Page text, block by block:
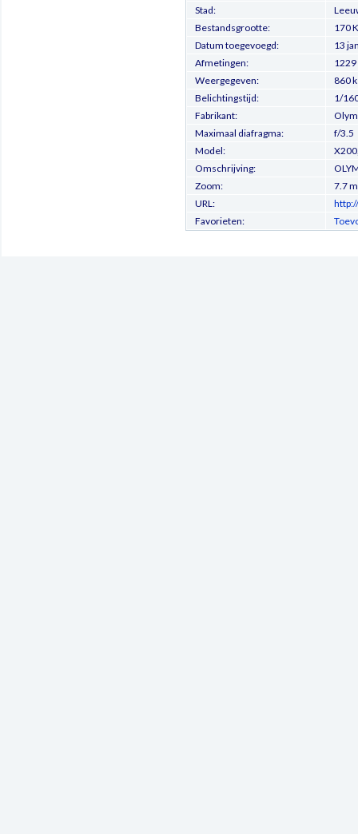
Stad:
Bestandsgrootte:
170
Datum toegevoegd:
13
Afmetingen:
1229
Weergegeven:
860
Belichtingstijd:
1/
Fabrikant:
Maximaal diafragma:
f/3.5
Model:
Omschrijving:
Zoom:
7.7
URL:
Favorieten: